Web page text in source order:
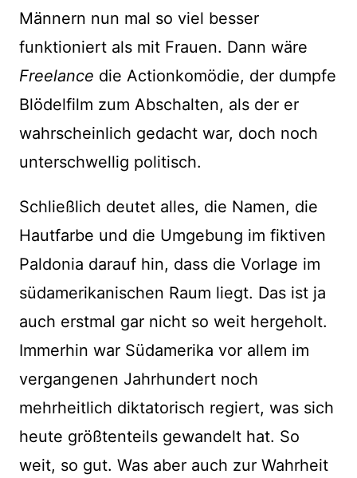
Männern nun mal so viel besser
funktioniert als mit Frauen. Dann wäre
Freelance die Actionkomödie, der dumpfe
Blödelfilm zum Abschalten, als der er
wahrscheinlich gedacht war, doch noch
unterschwellig politisch.
Schließlich deutet alles, die Namen, die
Hautfarbe und die Umgebung im fiktiven
Paldonia darauf hin, dass die Vorlage im
südamerikanischen Raum liegt. Das ist ja
auch erstmal gar nicht so weit hergeholt.
Immerhin war Südamerika vor allem im
vergangenen Jahrhundert noch
mehrheitlich diktatorisch regiert, was sich
heute größtenteils gewandelt hat. So
weit, so gut. Was aber auch zur Wahrheit